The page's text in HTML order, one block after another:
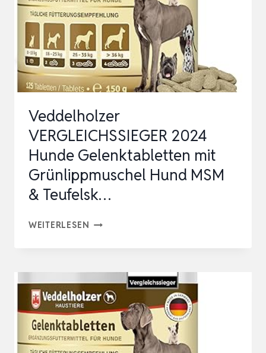
IN
GERMANY
MIT
GRÜNLIPPMUSCHEL,
MSM
TEUFELSKRAL…
Veddelholzer
VERGLEICHSSIEGER 2024
Hunde Gelenktabletten mit
Grünlippmuschel Hund MSM
& Teufelsk…
WEITERLESEN VEDDELHOLZER
GELENKTABLETTEN
MIT
GRÜNLIPPMUSCHEL
HUND